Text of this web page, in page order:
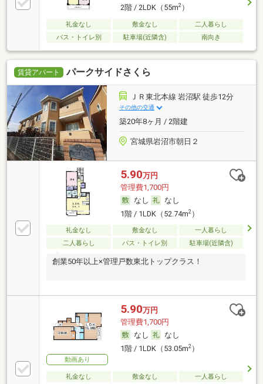
2階 / 2LDK（55m2）
礼金なし 敷金なし
二人暮らし
バス・トイレ別
駐車場(近隣含) 南向き
賃貸アパート パークサイドさくら
ＪＲ東北本線 岩沼駅 徒歩12分
その他の交通
築20年8ヶ月 / 2階建
宮城県岩沼市朝日２
5.90万円
管理費1,700円
なし
なし
1階 / 1LDK（52.74m2）
礼金なし 敷金なし
一人暮らし
二人暮らし
バス・トイレ別 駐車場(近隣含)
創業50年以上×管理戸数東北トップクラス！
動画あり
5.90万円
管理費1,700円
なし
なし
1階 / 1LDK（53.05m2）
礼金なし 敷金なし 一人暮らし